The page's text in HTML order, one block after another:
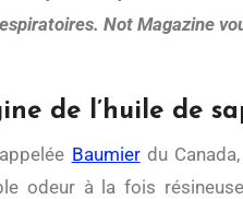
Not Magazine
de l’huile de
appelée Baumierdu
odeur à la fois